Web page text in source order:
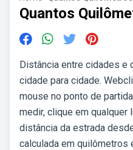
Quantos
Distância entre cidades e
cidade para cidade.
mouse no ponto de
medir, clique em qualquer
distância da estrada
calculada em quilômetros